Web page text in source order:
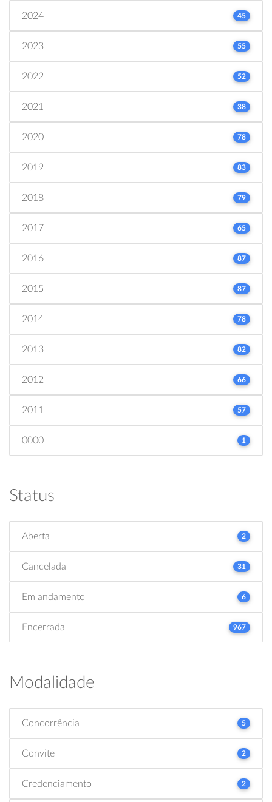
2024 45
2023 55
2022 52
2021 38
2020 78
2019 83
2018 79
2017 65
2016 87
2015 87
2014 78
2013 82
2012 66
2011 57
0000 1
Status
Aberta 2
Cancelada 31
Em andamento 6
Encerrada 967
Modalidade
Concorrência 5
Convite 2
Credenciamento 2